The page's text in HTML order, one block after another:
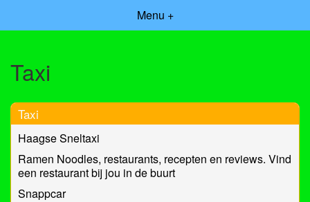
Menu +
Taxi
Taxi
Haagse Sneltaxi
Ramen Noodles, restaurants, recepten en reviews. Vind
een restaurant bij jou in de buurt
Snappcar